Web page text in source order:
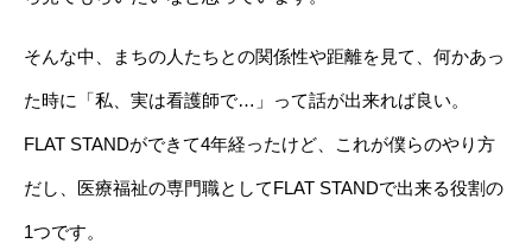
そんな中、まちの人たちとの関係性や距離を見て、何かあっ
た時に「私、実は看護師で…」って話が出来れば良い。
FLAT STANDができて4年経ったけど、これが僕らのやり方
だし、医療福祉の専門職としてFLAT STANDで出来る役割の
1つです。